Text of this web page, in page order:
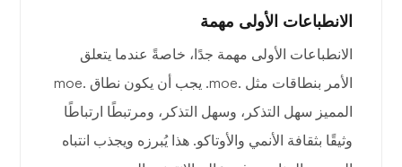
الانطباعات الأولى مهمة
الانطباعات الأولى مهمة جدًا، خاصةً عندما يتعلق
الأمر بنطاقات مثل .moe. يجب أن يكون نطاق .moe
المميز سهل التذكر، وسهل التذكر، ومرتبطًا ارتباطًا
وثيقًا بثقافة الأنمي والأوتاكو. هذا يُبرزه ويجذب انتباه